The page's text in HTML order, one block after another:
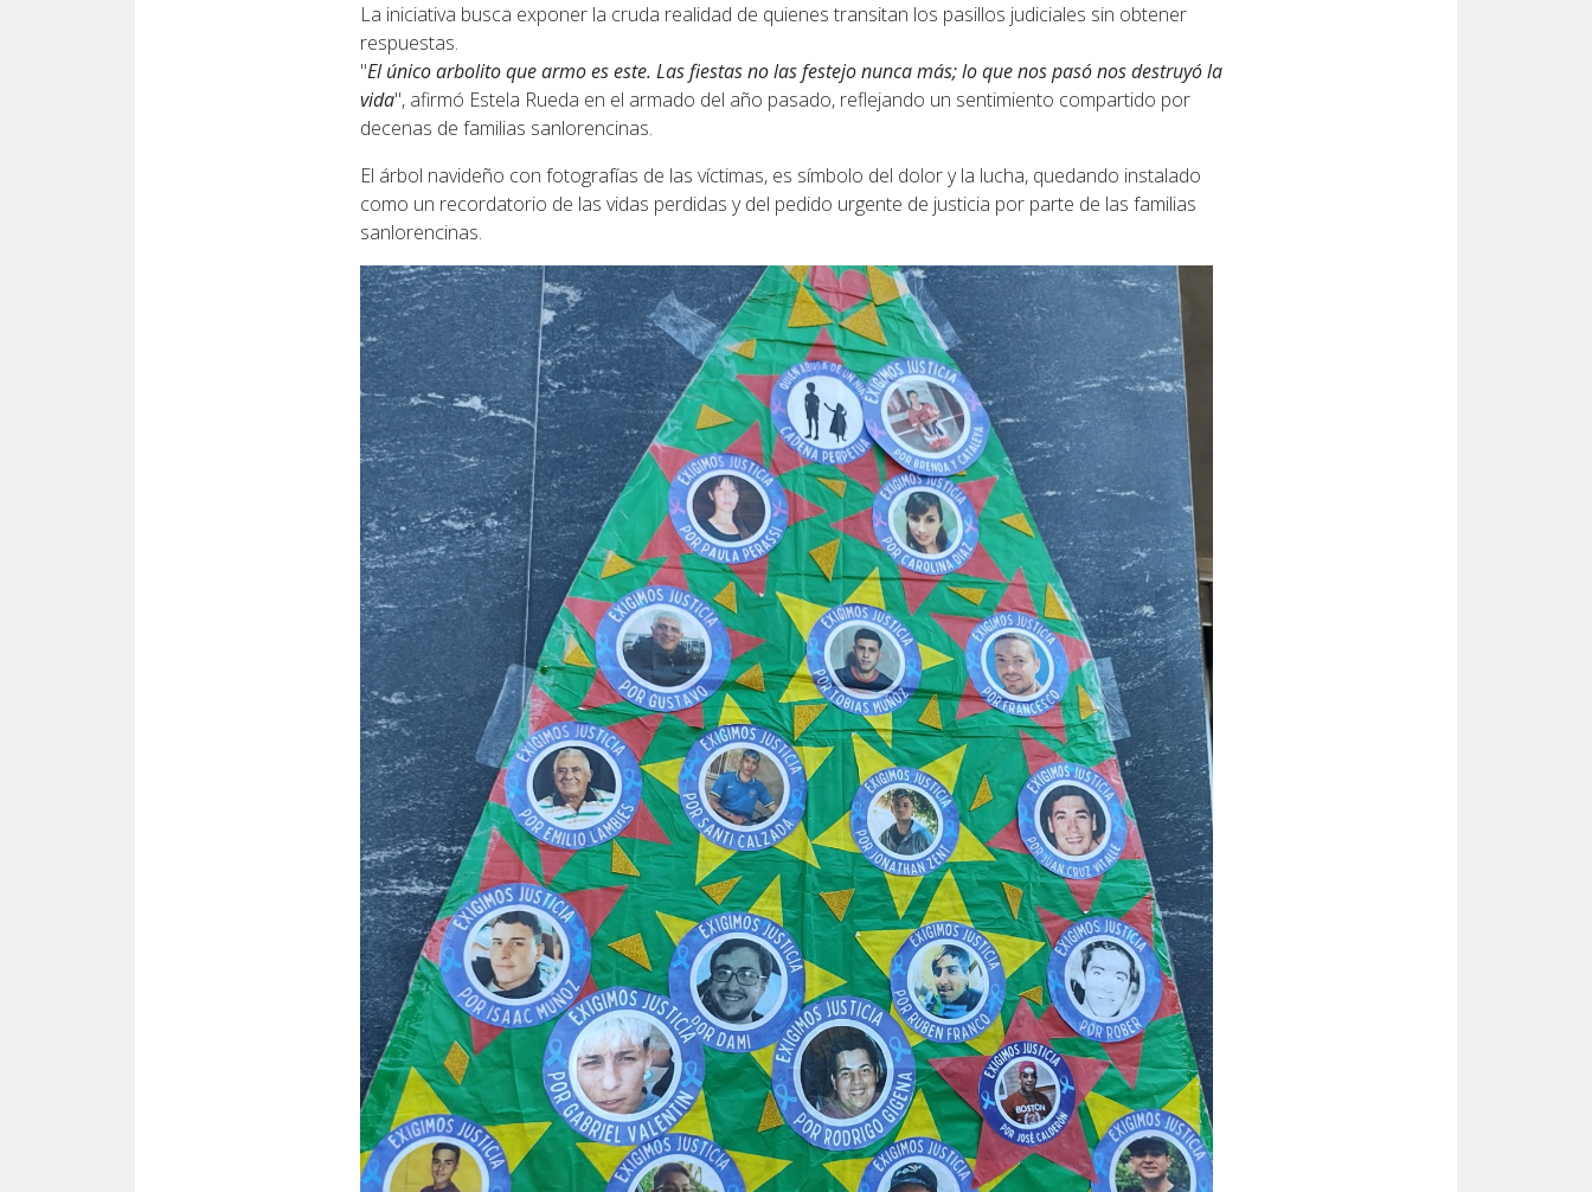
La iniciativa busca exponer la cruda realidad de quienes transitan los pasillos judiciales sin obtener
respuestas.
"El único arbolito que armo es este. Las fiestas no las festejo nunca más; lo que nos pasó nos destruyó la
vida", afirmó Estela Rueda en el armado del año pasado, reflejando un sentimiento compartido por
decenas de familias sanlorencinas.
El árbol navideño con fotografías de las víctimas, es símbolo del dolor y la lucha, quedando instalado
como un recordatorio de las vidas perdidas y del pedido urgente de justicia por parte de las familias
sanlorencinas.